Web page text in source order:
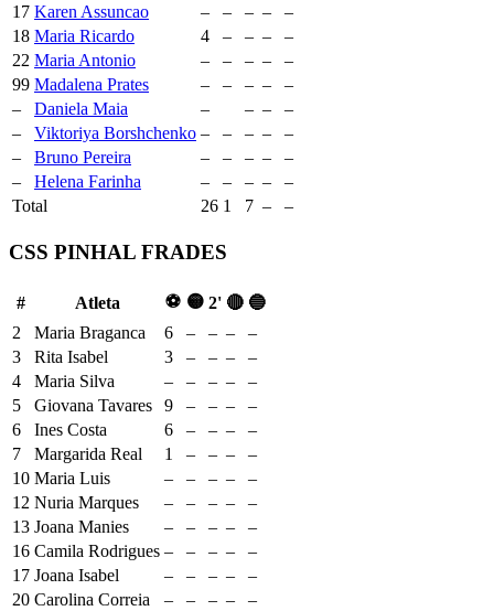
17 Karen Assuncao – – – –
–
18 Maria Ricardo 4 – – –
–
22 Maria Antonio – – – –
–
99 Madalena Prates – – – –
–
–
Daniela Maia – – –
–
–
Viktoriya Borshchenko – – – –
–
–
Bruno Pereira – – – –
–
–
Helena Farinha – – – –
–
Total
26 1 7 – –
CSS PINHAL FRADES
# Atleta ⚽ 🟡 2' 🔴 🔵
2
Maria Braganca 6 – – –
–
3
Rita Isabel 3 – – –
–
4
Maria Silva – – – –
–
5
Giovana Tavares 9 – – –
–
6
Ines Costa 6 – – –
–
7
Margarida Real 1 – – –
–
10 Maria Luis – – – –
–
12 Nuria Marques – – – –
–
13 Joana Manies – – – –
–
16 Camila Rodrigues – – – –
–
17 Joana Isabel – – – –
–
20 Carolina Correia – – – – –